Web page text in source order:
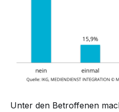
Unter den Betroffenen